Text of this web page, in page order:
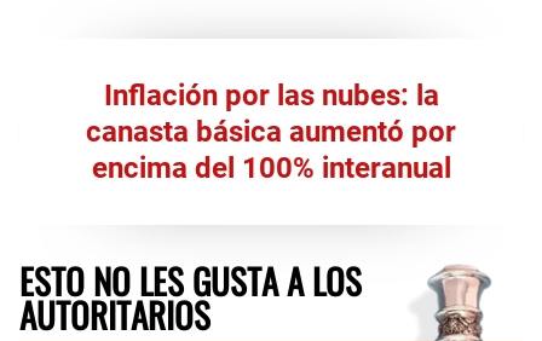
Inflación por las nubes: la
canasta básica aumentó por
encima del 100% interanual
ESTO NO LES GUSTA A LOS
AUTORITARIOS